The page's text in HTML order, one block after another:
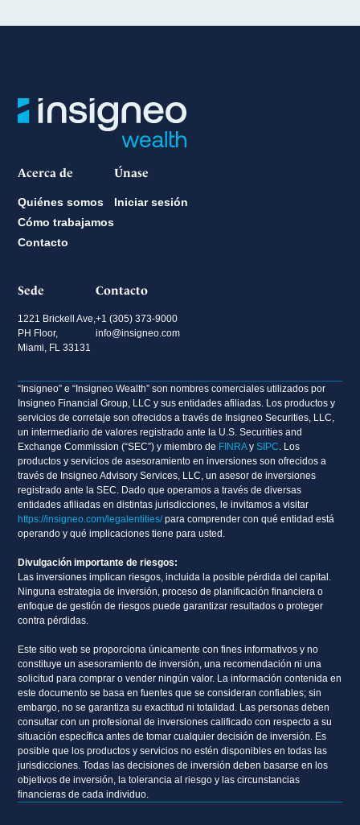
Acerca de
Quiénes somos
Cómo trabajamos
Contacto
Únase
Iniciar sesión
Sede
1221 Brickell Ave,
PH Floor,
Miami, FL 33131
Contacto
+1 (305) 373-9000
info@insigneo.com
“Insigneo” e “Insigneo Wealth” son nombres comerciales utilizados por
Insigneo Financial Group, LLC y sus entidades afiliadas. Los productos y
servicios de corretaje son ofrecidos a través de Insigneo Securities, LLC,
un intermediario de valores registrado ante la U.S. Securities and
Exchange Commission (“SEC”) y miembro de FINRAySIPC . Los
productos y servicios de asesoramiento en inversiones son ofrecidos a
través de Insigneo Advisory Services, LLC, un asesor de inversiones
registrado ante la SEC. Dado que operamos a través de diversas
entidades afiliadas en distintas jurisdicciones, le invitamos a visitar
https://insigneo.com/legalentities/para comprender con qué entidad está
operando y qué implicaciones tiene para usted.
Divulgación importante de riesgos:
Las inversiones implican riesgos, incluida la posible pérdida del capital.
Ninguna estrategia de inversión, proceso de planificación financiera o
enfoque de gestión de riesgos puede garantizar resultados o proteger
contra pérdidas.
Este sitio web se proporciona únicamente con fines informativos y no
constituye un asesoramiento de inversión, una recomendación ni una
solicitud para comprar o vender ningún valor. La información contenida en
este documento se basa en fuentes que se consideran confiables; sin
embargo, no se garantiza su exactitud ni totalidad. Las personas deben
consultar con un profesional de inversiones calificado con respecto a su
situación específica antes de tomar cualquier decisión de inversión. Es
posible que los productos y servicios no estén disponibles en todas las
jurisdicciones. Todas las decisiones de inversión deben basarse en los
objetivos de inversión, la tolerancia al riesgo y las circunstancias
financieras de cada individuo.